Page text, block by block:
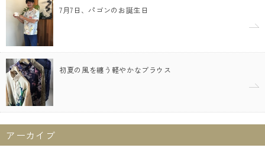
7月7日、パゴンのお誕生日
初夏の風を纏う軽やかなブラウス
アーカイブ